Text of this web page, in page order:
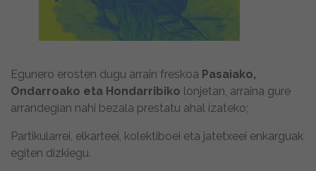
Egunero erosten dugu arrain freskoa Pasaiako,
Ondarroako eta Hondarribiko lonjetan, arraina gure
arrandegian nahi bezala prestatu ahal izateko;
Partikularrei, elkarteei, kolektiboei eta jatetxeei enkarguak
egiten dizkiegu.